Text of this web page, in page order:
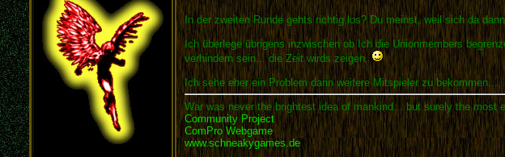
In der zweiten Runde gehts richtig los? Du meinst, weil sich da
Ich überlege übrigens inzwischen ob Ich die Unionmembers
verhindern sein... die Zeit wirds zeigen.
Ich sehe eher ein Problem darin weitere Mitspieler zu bekommen...
War was never the brightest idea of mankind... but surely the most
Community Project
ComPro Webgame
www.schneakygames.de